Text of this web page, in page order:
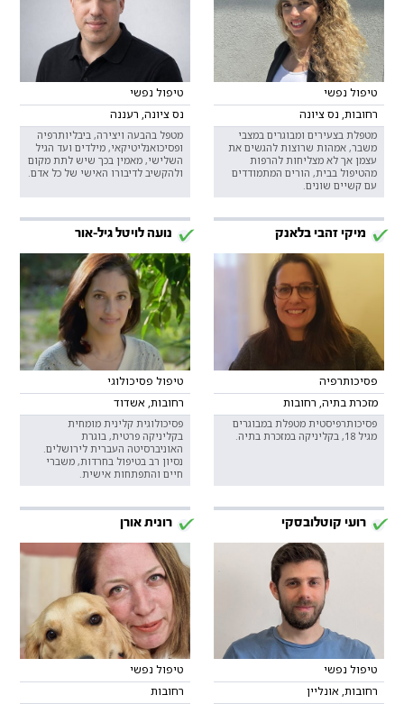
טיפול נפשי
רחובות, נס ציונה
מטפלת בצעירים ומבוגרים במצבי
משבר, אמהות שרוצות להגשים את
עצמן אך לא מצליחות להרפות
מהטיפול בבית, הורים המתמודדים
עם קשיים שונים.
טיפול נפשי
נס ציונה, רעננה
מטפל בהבעה ויצירה, ביבליותרפיה
ופסיכואנליטיקאי, מילדים ועד הגיל
השלישי, מאמין בכך שיש לתת מקום
ולהקשיב לדיבורו האישי של כל אדם.
מיקי זהבי בלאנק
פסיכותרפיה
מזכרת בתיה, רחובות
פסיכותרפיסטית מטפלת במבוגרים
מגיל 18, בקליניקה במזכרת בתיה.
נועה לויטל גיל-אור
טיפול פסיכולוגי
רחובות, אשדוד
פסיכולוגית קלינית מומחית
בקליניקה פרטית, בוגרת
האוניברסיטה העברית לירושלים.
נסיון רב בטיפול בחרדות, משברי
חיים והתפתחות אישית.
רועי קוטלובסקי
טיפול נפשי
רחובות, אונליין
רונית אורן
טיפול נפשי
רחובות